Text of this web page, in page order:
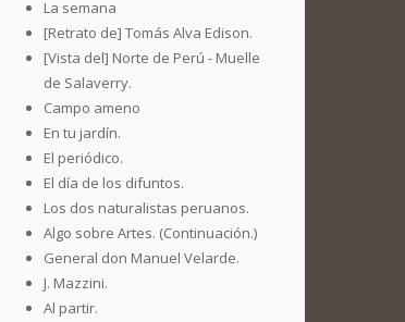
La semana
[Retrato de] Tomás Alva Edison.
[Vista del] Norte de Perú - Muelle
de Salaverry.
Campo ameno
En tu jardín.
El periódico.
El día de los difuntos.
Los dos naturalistas peruanos.
Algo sobre Artes. (Continuación.)
General don Manuel Velarde.
J. Mazzini.
Al partir.